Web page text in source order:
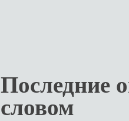
Последние
словом